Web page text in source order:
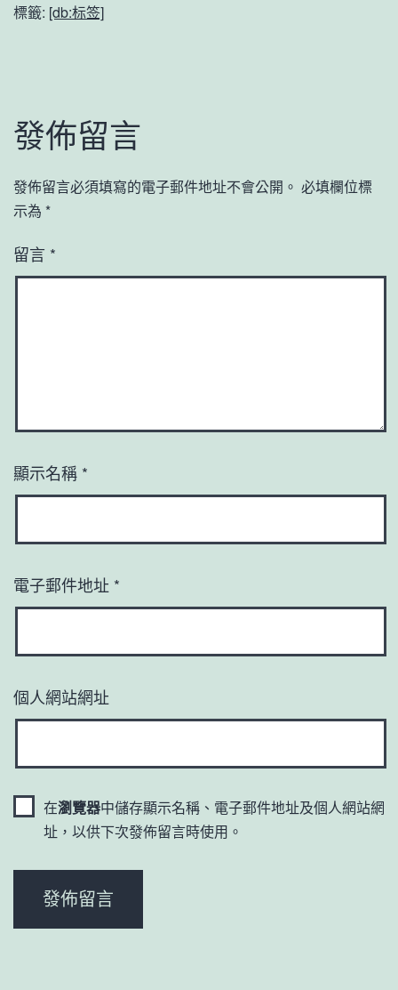
標籤: [db:标签]
發佈留言
發佈留言必須填寫的電子郵件地址不會公開。 必填欄位標
示為 *
留言 *
顯示名稱 *
電子郵件地址 *
個人網站網址
在瀏覽器中儲存顯示名稱、電子郵件地址及個人網站網
址，以供下次發佈留言時使用。